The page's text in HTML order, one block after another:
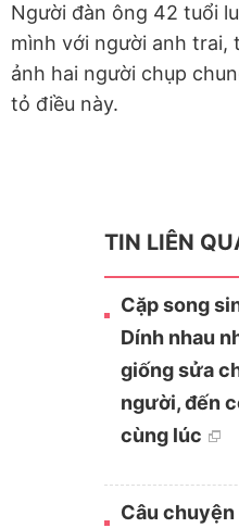
Người đàn ông 42 tuổi
mình với người anh trai,
ảnh hai người chụp
tỏ điều này.
TIN LIÊN
Cặp song
Dính nhau
giống sửa
người, đến
cùng lúc
Câu